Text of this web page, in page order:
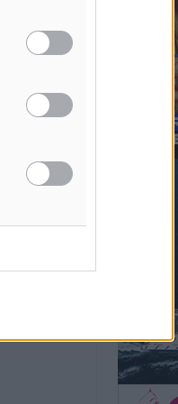
Τοπικές
την
την
Άρης
Αθλητικά